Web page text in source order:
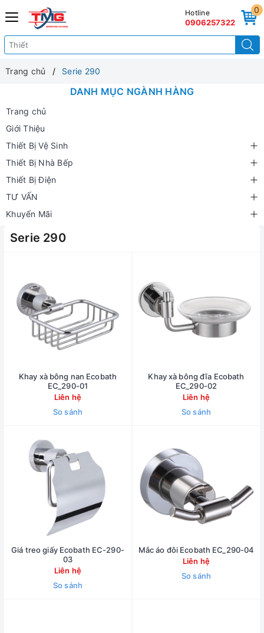
0
Hotline
0906257322
Trang chủ Serie 290
DANH MỤC NGÀNH HÀNG
Trang chủ
Giới Thiệu
Thiết Bị Vệ Sinh
Thiết Bị Nhà Bếp
Thiết Bị Điện
TƯ VẤN
Khuyến Mãi
Serie 290
Khay xà bông nan Ecobath
EC_290-01
Liên hệ
So sánh
Khay xà bông đĩa Ecobath
EC_290-02
Liên hệ
So sánh
Giá treo giấy Ecobath EC-290-
03
Liên hệ
So sánh
Mắc áo đôi Ecobath EC_290-04
Liên hệ
So sánh